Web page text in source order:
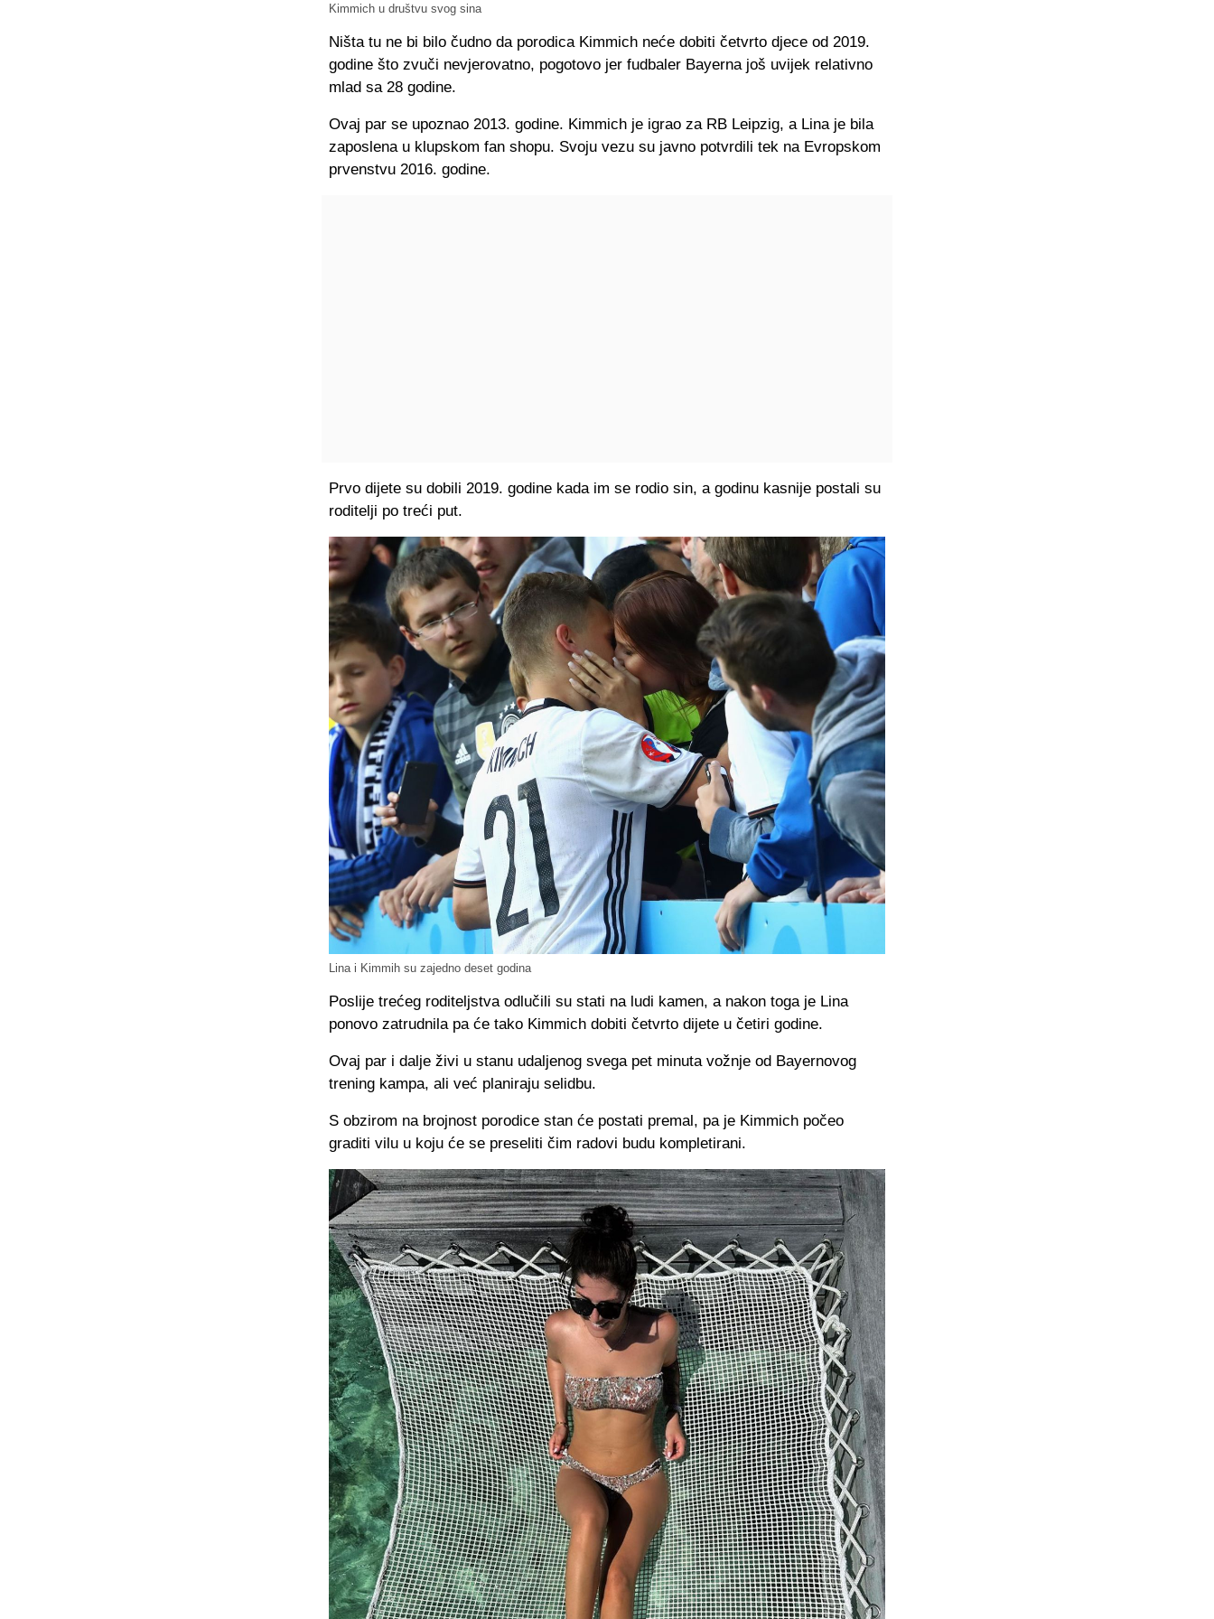
Kimmich u društvu svog sina
Ništa tu ne bi bilo čudno da porodica Kimmich neće dobiti četvrto djece od 2019.
godine što zvuči nevjerovatno, pogotovo jer fudbaler Bayerna još uvijek relativno
mlad sa 28 godine.
Ovaj par se upoznao 2013. godine. Kimmich je igrao za RB Leipzig, a Lina je bila
zaposlena u klupskom fan shopu. Svoju vezu su javno potvrdili tek na Evropskom
prvenstvu 2016. godine.
Prvo dijete su dobili 2019. godine kada im se rodio sin, a godinu kasnije postali su
roditelji po treći put.
Lina i Kimmih su zajedno deset godina
Poslije trećeg roditeljstva odlučili su stati na ludi kamen, a nakon toga je Lina
ponovo zatrudnila pa će tako Kimmich dobiti četvrto dijete u četiri godine.
Ovaj par i dalje živi u stanu udaljenog svega pet minuta vožnje od Bayernovog
trening kampa, ali već planiraju selidbu.
S obzirom na brojnost porodice stan će postati premal, pa je Kimmich počeo
graditi vilu u koju će se preseliti čim radovi budu kompletirani.